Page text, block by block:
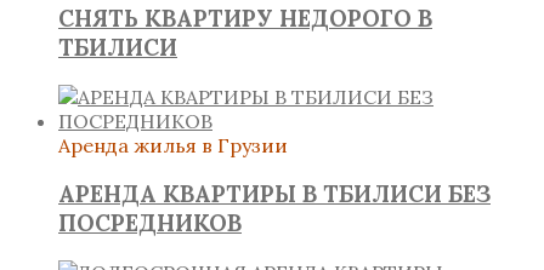
СНЯТЬ КВАРТИРУ НЕДОРОГО В
ТБИЛИСИ
Аренда жилья в Грузии
АРЕНДА КВАРТИРЫ В ТБИЛИСИ БЕЗ
ПОСРЕДНИКОВ